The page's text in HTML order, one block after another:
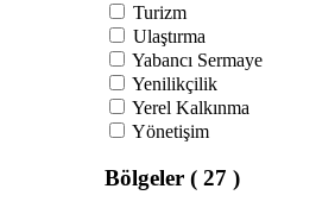
Turizm
Ulaştırma
Yabancı Sermaye
Yenilikçilik
Yerel Kalkınma
Yönetişim
Bölgeler ( 27 )